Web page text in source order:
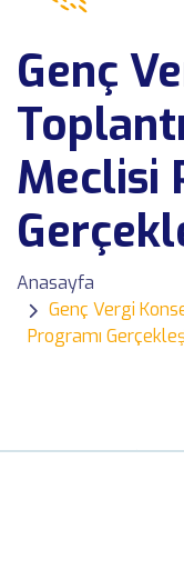
Genç
Meclisi
Anasayfa
Genç Vergi
Programı